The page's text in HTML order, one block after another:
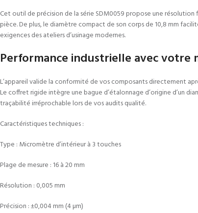
Cet outil de précision de la série SDM0059 propose une
pièce. De plus, le diamètre compact de son corps de 10,8 mm
exigences des ateliers d’usinage modernes.
Performance industrielle avec
L’appareil valide la conformité de vos composants directement
Le coffret rigide intègre une bague d’étalonnage d’origine d’un
traçabilité irréprochable lors de vos audits qualité.
Caractéristiques techniques :
Type : Micromètre d’intérieur à 3 touches
Plage de mesure : 16 à 20 mm
Résolution : 0,005 mm
Précision : ±0,004 mm (4 µm)